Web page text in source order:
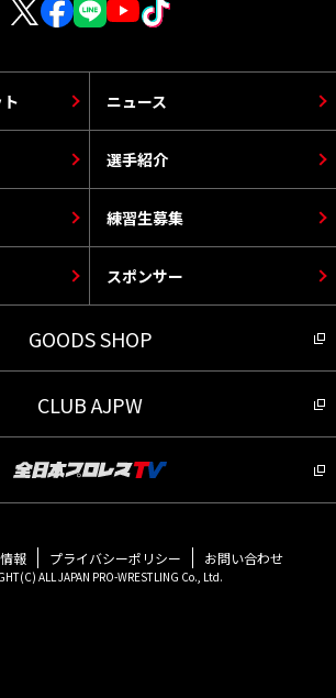
選手紹介
ニュース
スポンサー
練習生募集
GOODS SHOP
CLUB AJPW
報 プライバシーポリシー お問い合わせ
ALL JAPAN PRO-WRESTLING Co., Ltd.